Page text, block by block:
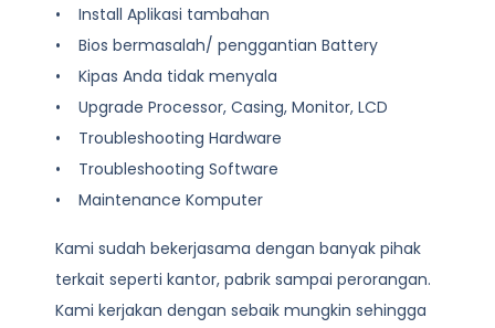
• Install Aplikasi tambahan
• Bios bermasalah/ penggantian Battery
• Kipas Anda tidak menyala
• Upgrade Processor, Casing, Monitor, LCD
• Troubleshooting Hardware
• Troubleshooting Software
• Maintenance Komputer
Kami sudah bekerjasama dengan banyak pihak
terkait seperti kantor, pabrik sampai perorangan.
Kami kerjakan dengan sebaik mungkin sehingga